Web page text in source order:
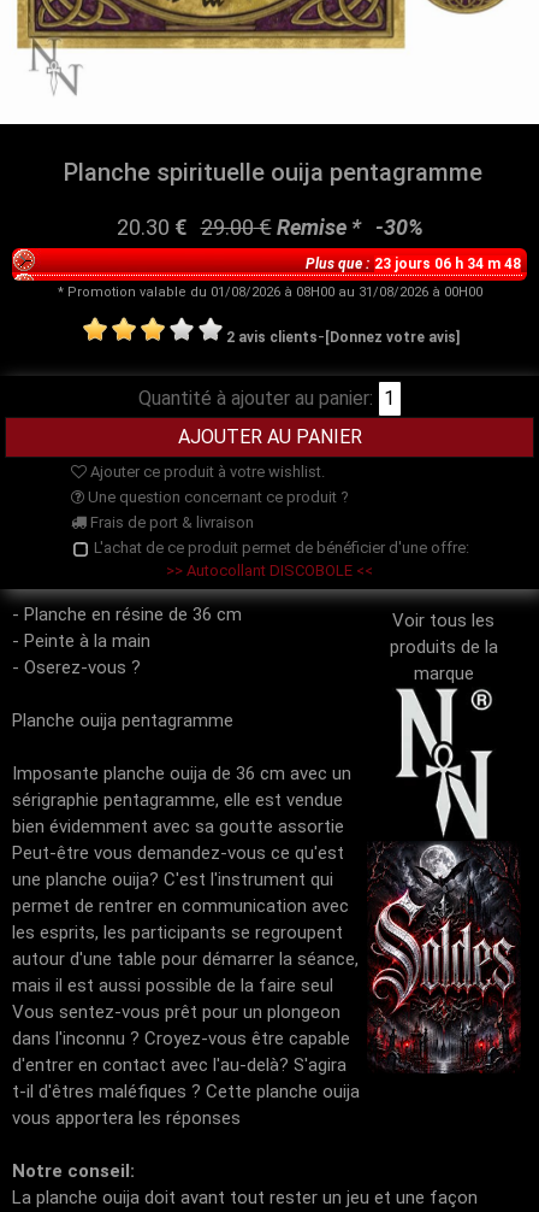
Planche spirituelle ouija pentagramme
20.30 €29.00€ Remise * -30%
Plus que :23 jours 06 h 34 m 48
* Promotion valable du 01/08/2026 à 08H00 au 31/08/2026 à 00H00
2 avis clients- [Donnez votre avis]
Quantité à ajouter au panier:
Ajouter ce produit à votre wishlist.
Une question concernant ce produit ?
Frais de port & livraison
L'achat de ce produit permet de bénéficier d'une offre:
>> Autocollant DISCOBOLE <<
Voir tous les
produits de la
marque
- Planche en résine de 36 cm
- Peinte à la main
- Oserez-vous ?
Planche ouija pentagramme
Imposante planche ouija de 36 cm avec un
sérigraphie pentagramme, elle est vendue
bien évidemment avec sa goutte assortie
Peut-être vous demandez-vous ce qu'est
une planche ouija? C'est l'instrument qui
permet de rentrer en communication avec
les esprits, les participants se regroupent
autour d'une table pour démarrer la séance,
mais il est aussi possible de la faire seul
Vous sentez-vous prêt pour un plongeon
dans l'inconnu ? Croyez-vous être capable
d'entrer en contact avec l'au-delà? S'agira
t-il d'êtres maléfiques ? Cette planche ouija
vous apportera les réponses
Notre conseil:
La planche ouija doit avant tout rester un jeu et une façon